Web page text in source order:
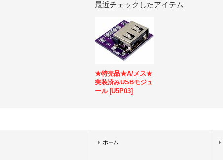
最近チェックしたアイテム
★特売品★A/メス★
実装済みUSBモジュ
ール [U5P03]
ホーム